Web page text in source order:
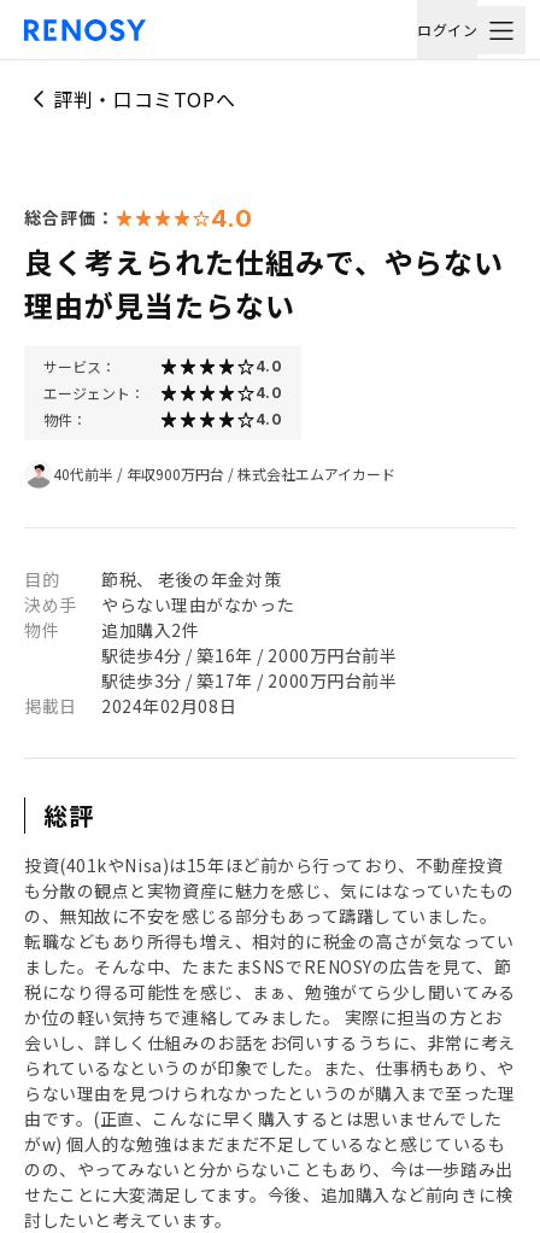
ログイン
評判・口コミTOPへ
総合評価： 4.0
良く考えられた仕組みで、やらない
理由が見当たらない
サービス： 4.0
エージェント： 4.0
物件： 4.0
40代前半 / 年収900万円台 /株式会社エムアイカード
目的
節税、 老後の年金対策
決め手
やらない理由がなかった
物件
追加購入2件
駅徒歩4分 / 築16年 / 2000万円台前半
駅徒歩3分 / 築17年 / 2000万円台前半
掲載日
2024年02月08日
総評
投資(401kやNisa)は15年ほど前から行っており、不動産投資
も分散の観点と実物資産に魅力を感じ、気にはなっていたもの
の、無知故に不安を感じる部分もあって躊躇していました。
転職などもあり所得も増え、相対的に税金の高さが気なってい
ました。そんな中、たまたまSNSでRENOSYの広告を見て、節
税になり得る可能性を感じ、まぁ、勉強がてら少し聞いてみる
か位の軽い気持ちで連絡してみました。 実際に担当の方とお
会いし、詳しく仕組みのお話をお伺いするうちに、非常に考え
られているなというのが印象でした。また、仕事柄もあり、や
らない理由を見つけられなかったというのが購入まで至った理
由です。(正直、こんなに早く購入するとは思いませんでした
がw) 個人的な勉強はまだまだ不足しているなと感じているも
のの、やってみないと分からないこともあり、今は一歩踏み出
せたことに大変満足してます。今後、追加購入など前向きに検
討したいと考えています。